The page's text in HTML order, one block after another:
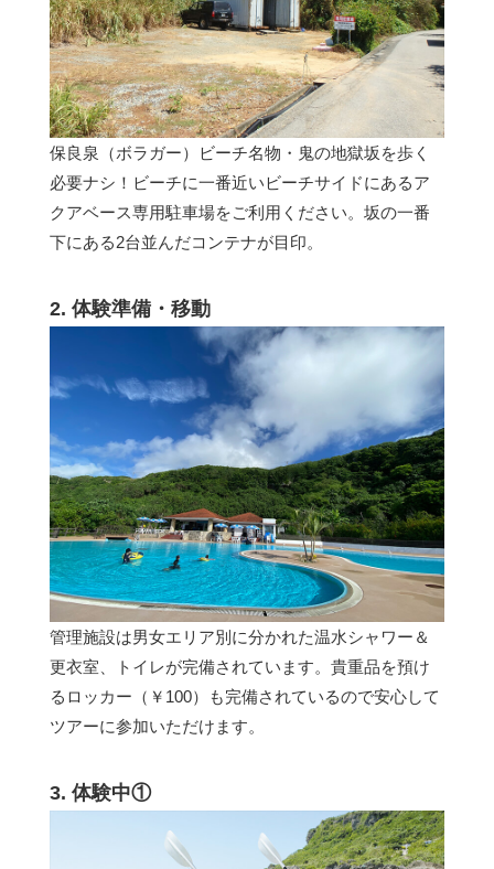
保良泉（ボラガー）ビーチ名物・鬼の地獄坂を歩く
必要ナシ！ビーチに一番近いビーチサイドにあるア
クアベース専用駐車場をご利用ください。坂の一番
下にある2台並んだコンテナが目印。
2. 体験準備・移動
管理施設は男女エリア別に分かれた温水シャワー＆
更衣室、トイレが完備されています。貴重品を預け
るロッカー（￥100）も完備されているので安心して
ツアーに参加いただけます。
3. 体験中①